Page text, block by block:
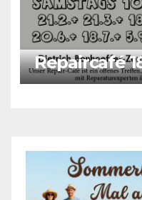
Repaircafé